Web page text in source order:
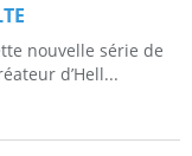
nouvelle série de
d’Hell...